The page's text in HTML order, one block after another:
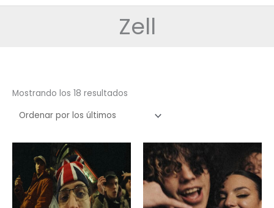
Zell
Mostrando los 18 resultados
últimos